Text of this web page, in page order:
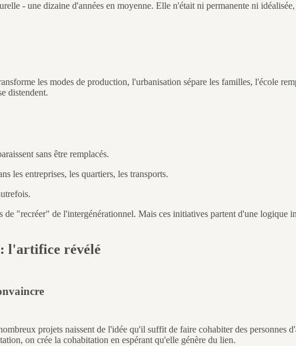
- une dizaine d'années en moyenne. Elle n'était ni permanente ni
les modes de production, l'urbanisation sépare les familles, l'école
distendent.
sans être remplacés.
les entreprises, les quartiers, les transports.
de "recréer" de l'intergénérationnel. Mais ces initiatives partent d'une
l'artifice révélé
projets naissent de l'idée qu'il suffit de faire cohabiter des personnes
on crée la cohabitation en espérant qu'elle génère du lien.